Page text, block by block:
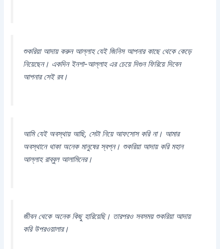
শুকরিয়া আদায় করুন আল্লাহ যেই জিনিস আপনার কাছে থেকে কেড়ে
নিয়েছেন। একদিন ইনশা-আল্লাহ এর চেয়ে দিগুন ফিরিয়ে দিবেন
আপনার সেই রব।
আমি যেই অবস্থায় আছি, সেটা নিয়ে আফসোস করি না। আমার
অবস্থানে থাকা অনেক মানুষের স্বপ্ন। শুকরিয়া আদায় করি মহান
আল্লাহ রাব্বুল আলামিনের।
জীবন থেকে অনেক কিছু হারিয়েছি। তারপরও সবসময় শুকরিয়া আদায়
করি উপরওয়ালার।